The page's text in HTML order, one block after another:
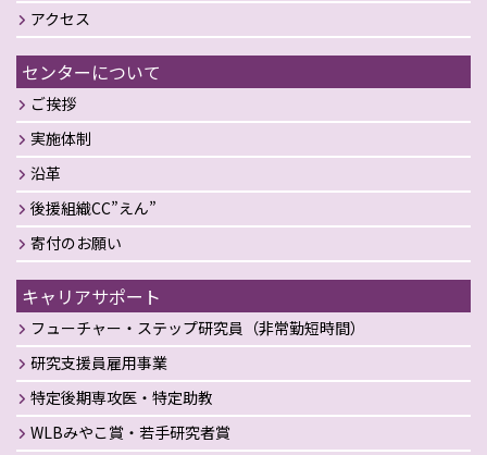
アクセス
センターについて
ご挨拶
実施体制
沿革
後援組織CC”えん”
寄付のお願い
キャリアサポート
フューチャー・ステップ研究員（非常勤短時間）
研究支援員雇用事業
特定後期専攻医・特定助教
WLBみやこ賞・若手研究者賞